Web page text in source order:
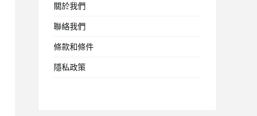
關於我們
聯絡我們
條款和條件
隱私政策